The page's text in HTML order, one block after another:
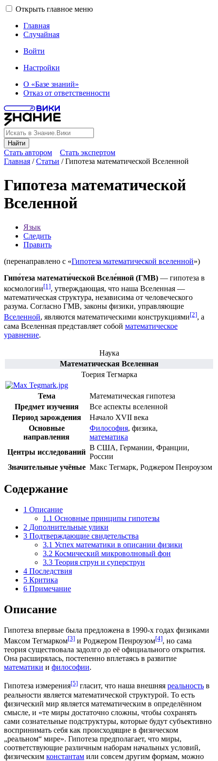
Открыть главное меню
Главная
Случайная
Войти
Настройки
О «Базе знаний»
Отказ от ответственности
Найти
Стать автором
Стать экспертом
Главная /Статьи /Гипотеза математической Вселенной
Гипотеза математической
Вселенной
Язык
Следить
Править
(перенаправлено с «Гипотеза математической вселенной»)
Гипо́теза математи́ческой Вселе́нной (ГМВ) — гипотеза в
космологии[1], утверждающая, что наша Вселенная —
математическая структура, независима от человеческого
разума. Согласно ГМВ, законы физики, управляющие
Вселенной, являются математическими конструкциями[2], а
сама Вселенная представляет собой математическое
уравнение.
Наука
Математическая Вселенная
Тоерия Тегмарка
Тема
Математическая гипотеза
Предмет изучения
Все аспекты вселенной
Период зарождения
Начало XVII века
Основные
направления
Философия, физика,
математика
Центры исследований
В США, Германии, Франции,
России
Значительные учёные Макс Тегмарк, Роджером Пенроузом
Содержание
1 Описание
1.1 Основные принципы гипотезы
2 Дополнительные улики
3 Подтверждающие свидетельства
3.1 Успех математики в описании физики
3.2 Космический микроволновый фон
3.3 Теория струн и суперструн
4 Последствия
5 Критика
6 Примечание
Описание
Гипотеза впервые была предложена в 1990-х годах физиками
Максом Тегмарком[3] и Роджером Пенроузом[4], но сама
теория существовала задолго до её официального открытия.
Она расширялась, постепенно вплетаясь в развитие
математики и философии.
Гипотеза измерения[5] гласит, что наша внешняя реальность в
реальности является математической структурой. То есть
физический мир является математическим в определённом
смысле, и «те миры достаточно сложны, чтобы сохранять
сами сознательные подструктуры, которые будут субъективно
воспринимать себя как происходящие в физическом
„реальном“ мире». Гипотеза предполагает, что миры,
соответствующие различным наборам начальных условий,
физическим константам или совсем другим формам, можно